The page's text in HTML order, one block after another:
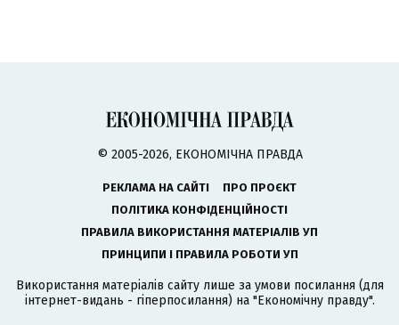
© 2005-2026, ЕКОНОМІЧНА ПРАВДА
РЕКЛАМА НА САЙТІ
ПРО ПРОЄКТ
ПОЛІТИКА КОНФІДЕНЦІЙНОСТІ
ПРАВИЛА ВИКОРИСТАННЯ МАТЕРІАЛІВ УП
ПРИНЦИПИ І ПРАВИЛА РОБОТИ УП
Використання матеріалів сайту лише за умови посилання (для
інтернет-видань - гіперпосилання) на "Економічну правду".